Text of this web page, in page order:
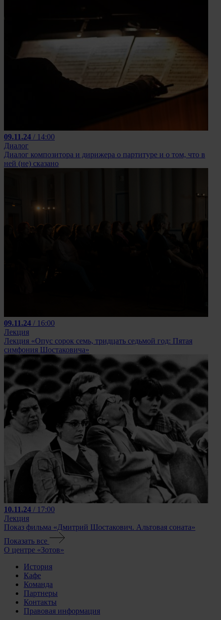
09.11.24 / 14:00
Диалог
Диалог композитора и дирижера о партитуре и о том, что в
ней (не) сказано
09.11.24 / 16:00
Лекция
Лекция «Опус сорок семь, тридцать седьмой год: Пятая
симфония Шостаковича»
10.11.24 / 17:00
Лекция
Показ фильма «Дмитрий Шостакович. Альтовая соната»
Показать все
О центре «Зотов»
История
Кафе
Команда
Партнеры
Контакты
Правовая информация